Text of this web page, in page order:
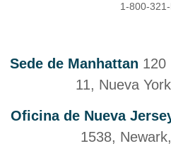
1-800-
Sede de Manhattan 120
11, Nueva
Oficina de Nueva
1538,